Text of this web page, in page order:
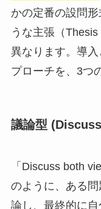
かの定番の設問
うな主張（
異なります。導
プローチを、3つ
議論型
「Discuss both
のように、ある
論し、最終的に自